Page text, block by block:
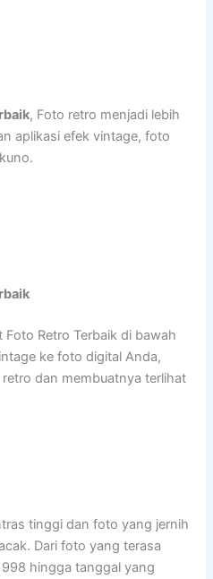
, Foto retro menjadi lebih
aplikasi efek vintage, foto
Foto Retro Terbaik di bawah
ke foto digital Anda,
dan membuatnya terlihat
tinggi dan foto yang jernih
Dari foto yang terasa
hingga tanggal yang